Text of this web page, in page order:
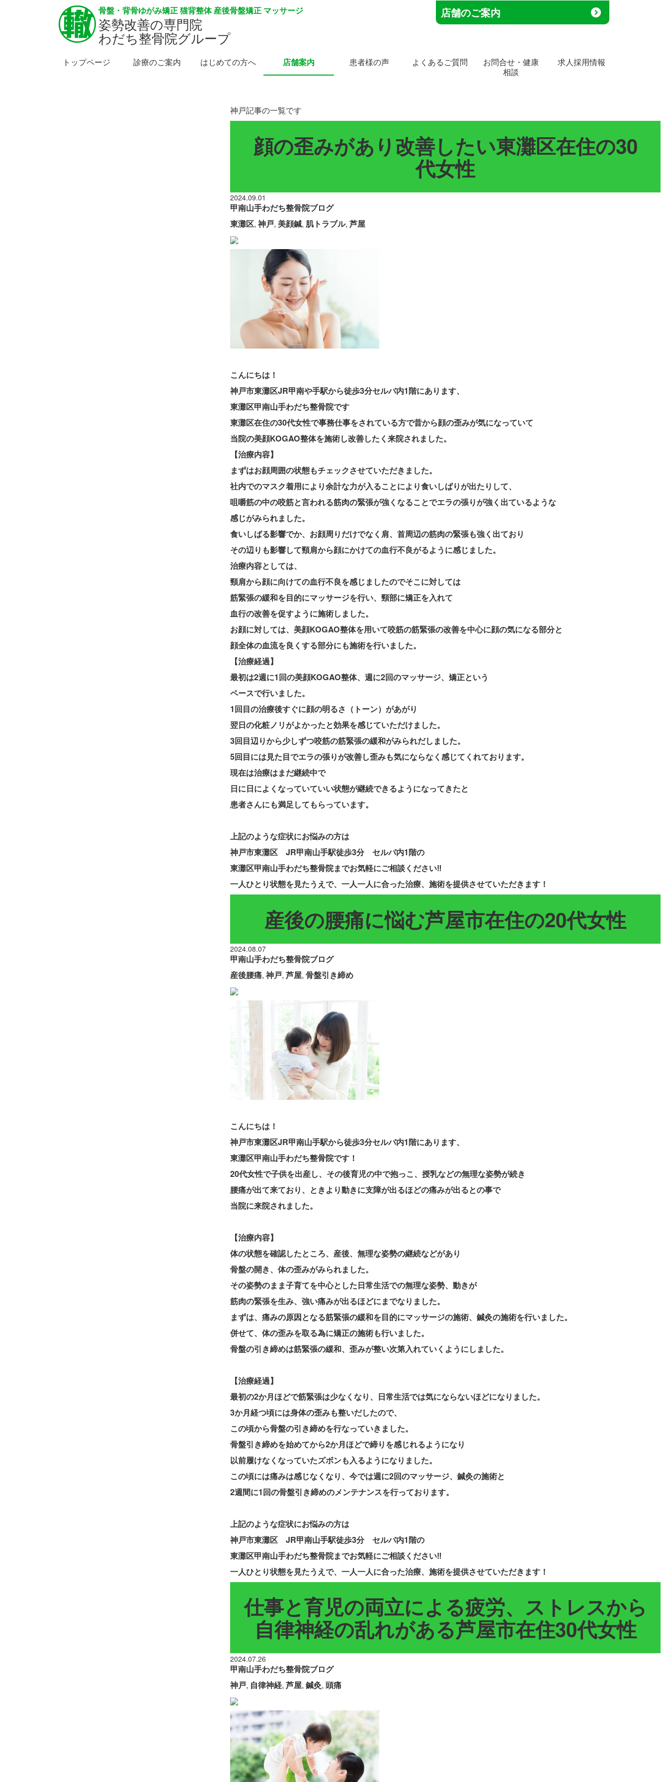
骨盤・背骨ゆがみ矯正 猫背整体 産後骨盤矯正 マッサージ
姿勢改善の専門院
わだち整骨院グループ
店舗のご案内
トップページ 診療のご案内 はじめての方へ 店舗案内 患者様の声 よくあるご質問
お問合せ・健康
相談
求人採用情報
神戸記事の一覧です
顔の歪みがあり改善したい東灘区在住の30
代女性
2024.09.01
甲南山手わだち整骨院ブログ
東灘区, 神戸, 美顔鍼, 肌トラブル, 芦屋
こんにちは！
神戸市東灘区JR甲南や手駅から徒歩3分セルバ内1階にあります、
東灘区甲南山手わだち整骨院です
東灘区在住の30代女性で事務仕事をされている方で昔から顔の歪みが気になっていて
当院の美顔KOGAO整体を施術し改善したく来院されました。
【治療内容】
まずはお顔周囲の状態もチェックさせていただきました。
社内でのマスク着用により余計な力が入ることにより食いしばりが出たりして、
咀嚼筋の中の咬筋と言われる筋肉の緊張が強くなることでエラの張りが強く出ているような
感じがみられました。
食いしばる影響でか、お顔周りだけでなく肩、首周辺の筋肉の緊張も強く出ており
その辺りも影響して頸肩から顔にかけての血行不良がるように感じました。
治療内容としては、
頸肩から顔に向けての血行不良を感じましたのでそこに対しては
筋緊張の緩和を目的にマッサージを行い、頸部に矯正を入れて
血行の改善を促すように施術しました。
お顔に対しては、美顔KOGAO整体を用いて咬筋の筋緊張の改善を中心に顔の気になる部分と
顔全体の血流を良くする部分にも施術を行いました。
【治療経過】
最初は2週に1回の美顔KOGAO整体、週に2回のマッサージ、矯正という
ペースで行いました。
1回目の治療後すぐに顔の明るさ（トーン）があがり
翌日の化粧ノリがよかったと効果を感じていただけました。
3回目辺りから少しずつ咬筋の筋緊張の緩和がみられだしました。
5回目には見た目でエラの張りが改善し歪みも気にならなく感じてくれております。
現在は治療はまだ継続中で
日に日によくなっていていい状態が継続できるようになってきたと
患者さんにも満足してもらっています。
上記のような症状にお悩みの方は
神戸市東灘区 JR甲南山手駅徒歩3分 セルバ内1階の
東灘区甲南山手わだち整骨院までお気軽にご相談ください‼
一人ひとり状態を見たうえで、一人一人に合った治療、施術を提供させていただきます！
産後の腰痛に悩む芦屋市在住の20代女性
2024.08.07
甲南山手わだち整骨院ブログ
産後腰痛, 神戸, 芦屋, 骨盤引き締め
こんにちは！
神戸市東灘区JR甲南山手駅から徒歩3分セルバ内1階にあります、
東灘区甲南山手わだち整骨院です！
20代女性で子供を出産し、その後育児の中で抱っこ、授乳などの無理な姿勢が続き
腰痛が出て来ており、ときより動きに支障が出るほどの痛みが出るとの事で
当院に来院されました。
【治療内容】
体の状態を確認したところ、産後、無理な姿勢の継続などがあり
骨盤の開き、体の歪みがみられました。
その姿勢のまま子育てを中心とした日常生活での無理な姿勢、動きが
筋肉の緊張を生み、強い痛みが出るほどにまでなりました。
まずは、痛みの原因となる筋緊張の緩和を目的にマッサージの施術、鍼灸の施術を行いました。
併せて、体の歪みを取る為に矯正の施術も行いました。
骨盤の引き締めは筋緊張の緩和、歪みが整い次第入れていくようにしました。
【治療経過】
最初の2か月ほどで筋緊張は少なくなり、日常生活では気にならないほどになりました。
3か月経つ頃には身体の歪みも整いだしたので、
この頃から骨盤の引き締めを行なっていきました。
骨盤引き締めを始めてから2か月ほどで締りを感じれるようになり
以前履けなくなっていたズボンも入るようになりました。
この頃には痛みは感じなくなり、今では週に2回のマッサージ、鍼灸の施術と
2週間に1回の骨盤引き締めのメンテナンスを行っております。
上記のような症状にお悩みの方は
神戸市東灘区 JR甲南山手駅徒歩3分 セルバ内1階の
東灘区甲南山手わだち整骨院までお気軽にご相談ください‼
一人ひとり状態を見たうえで、一人一人に合った治療、施術を提供させていただきます！
仕事と育児の両立による疲労、ストレスから
自律神経の乱れがある芦屋市在住30代女性
2024.07.26
甲南山手わだち整骨院ブログ
神戸, 自律神経, 芦屋, 鍼灸, 頭痛